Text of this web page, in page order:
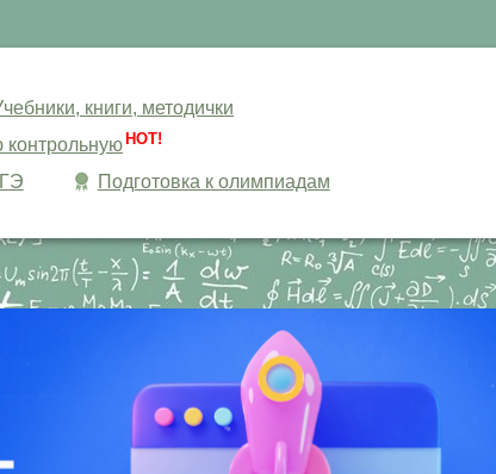
книги, методички
контрольную HOT!
Подготовка к олимпиадам